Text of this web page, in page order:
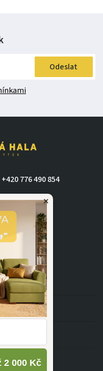
Odeslat
+420 776 490 854
×
2 000 Kč